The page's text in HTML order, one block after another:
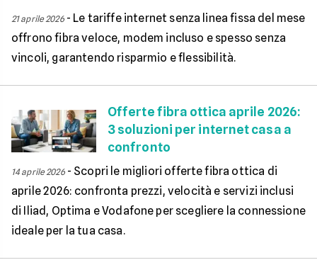
21 aprile 2026- Le tariffe internet senza linea fissa del mese
offrono fibra veloce, modem incluso e spesso senza
vincoli, garantendo risparmio e flessibilità.
Offerte fibra ottica aprile 2026:
3 soluzioni per internet casa a
confronto
14 aprile 2026- Scopri le migliori offerte fibra ottica di
aprile 2026: confronta prezzi, velocità e servizi inclusi
di Iliad, Optima e Vodafone per scegliere la connessione
ideale per la tua casa.